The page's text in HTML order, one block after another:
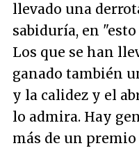
llevado una
sabiduría, en
Los que se han
ganado también
y la calidez y el
lo admira. Hay
más de un